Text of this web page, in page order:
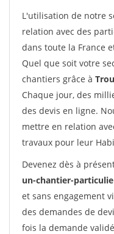
L'utilisation de notre
relation avec des
dans toute la France
Quel que soit votre
chantiers grâce à
Chaque jour, des
des devis en ligne.
mettre en relation
travaux pour leur
Devenez dès à
un-chantier-
et sans engagement
des demandes de
fois la demande